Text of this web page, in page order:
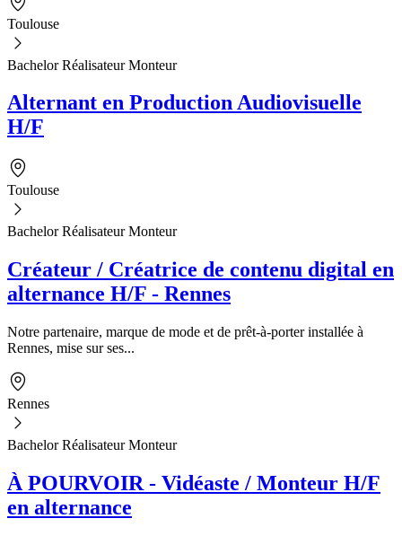
Toulouse
Bachelor Réalisateur Monteur
Alternant en Production Audiovisuelle
H/F
Toulouse
Bachelor Réalisateur Monteur
Créateur / Créatrice de contenu digital en
alternance H/F - Rennes
Notre partenaire, marque de mode et de prêt-à-porter installée à
Rennes, mise sur ses...
Rennes
Bachelor Réalisateur Monteur
À POURVOIR - Vidéaste / Monteur H/F
en alternance